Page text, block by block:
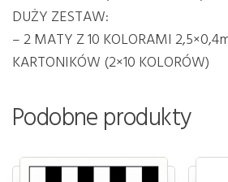
DUŻY ZESTAW:
– 2 MATY Z 10 KOLORAMI
KARTONIKÓW (2×10 KOLORÓW)
Podobne produkty